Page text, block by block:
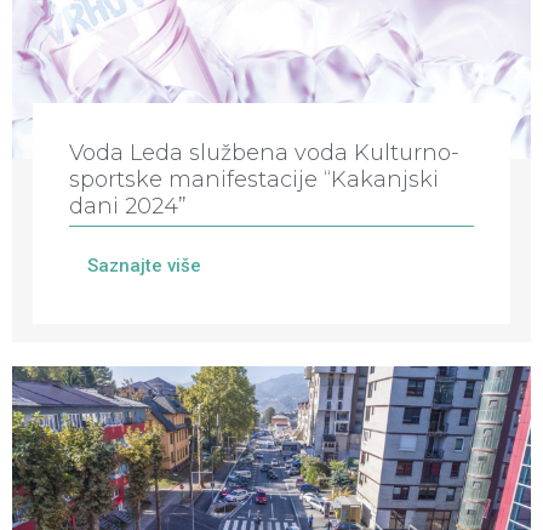
Voda Leda službena voda Kulturno-
sportske manifestacije “Kakanjski
dani 2024”
Saznajte više